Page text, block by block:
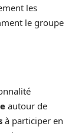
les
le groupe
autour de
à participer en